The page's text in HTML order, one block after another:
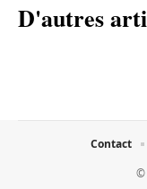
D'autres
©
Contact